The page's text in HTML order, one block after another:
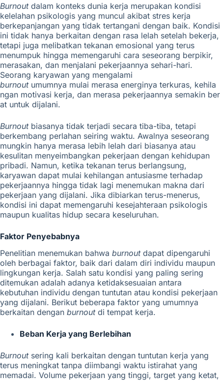
Burnout dalam konteks dunia kerja merupakan kondisi
kelelahan psikologis yang muncul akibat stres kerja
berkepanjangan yang tidak tertangani dengan baik. Kondisi
ini tidak hanya berkaitan dengan rasa lelah setelah bekerja,
tetapi juga melibatkan tekanan emosional yang terus
menumpuk hingga memengaruhi cara seseorang berpikir,
merasakan, dan menjalani pekerjaannya sehari-hari.
Seorang karyawan yang mengalami
burnout umumnya mulai merasa energinya terkuras, kehila
ngan motivasi kerja, dan merasa pekerjaannya semakin ber
at untuk dijalani.
Burnout biasanya tidak terjadi secara tiba-tiba, tetapi
berkembang perlahan seiring waktu. Awalnya seseorang
mungkin hanya merasa lebih lelah dari biasanya atau
kesulitan menyeimbangkan pekerjaan dengan kehidupan
pribadi. Namun, ketika tekanan terus berlangsung,
karyawan dapat mulai kehilangan antusiasme terhadap
pekerjaannya hingga tidak lagi menemukan makna dari
pekerjaan yang dijalani. Jika dibiarkan terus-menerus,
kondisi ini dapat memengaruhi kesejahteraan psikologis
maupun kualitas hidup secara keseluruhan.
Faktor Penyebabnya
Penelitian menemukan bahwa burnout dapat dipengaruhi
oleh berbagai faktor, baik dari dalam diri individu maupun
lingkungan kerja. Salah satu kondisi yang paling sering
ditemukan adalah adanya ketidaksesuaian antara
kebutuhan individu dengan tuntutan atau kondisi pekerjaan
yang dijalani. Berikut beberapa faktor yang umumnya
berkaitan dengan burnout di tempat kerja.
Beban Kerja yang Berlebihan
Burnout sering kali berkaitan dengan tuntutan kerja yang
terus meningkat tanpa diimbangi waktu istirahat yang
memadai. Volume pekerjaan yang tinggi, target yang ketat,